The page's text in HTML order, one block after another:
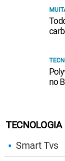
TECNOLOGIA
Smart Tvs
no